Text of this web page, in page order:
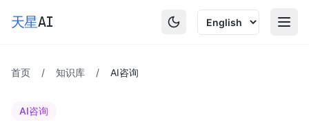
天星AI
首页 / 知识库 / AI咨询
AI咨询